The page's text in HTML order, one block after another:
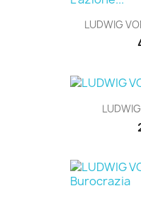
LUDWIG